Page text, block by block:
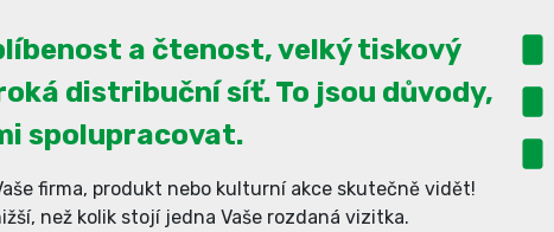
a čtenost, velký tiskový
distribuční síť. To jsou důvody,
spolupracovat.
firma, produkt nebo kulturní akce skutečně vidět!
než kolik stojí jedna Vaše rozdaná vizitka.